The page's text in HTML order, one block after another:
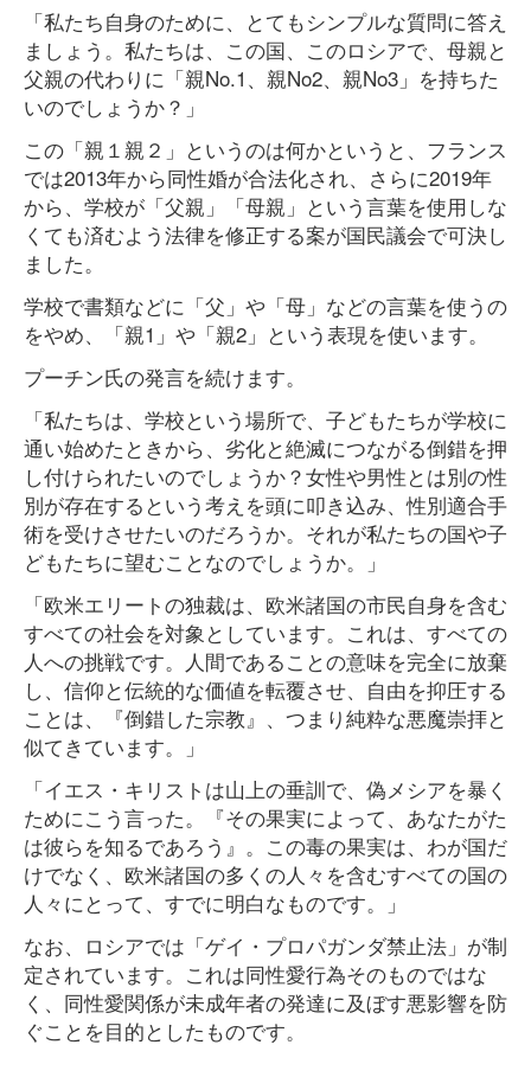
「私たち自身のために、とてもシンプルな質問に答え
ましょう。私たちは、この国、このロシアで、母親と
父親の代わりに「親No.1、親No2、親No3」を持ちた
いのでしょうか？」
この「親１親２」というのは何かというと、フランス
では2013年から同性婚が合法化され、さらに2019年
から、学校が「父親」「母親」という言葉を使用しな
くても済むよう法律を修正する案が国民議会で可決し
ました。
学校で書類などに「父」や「母」などの言葉を使うの
をやめ、「親1」や「親2」という表現を使います。
プーチン氏の発言を続けます。
「私たちは、学校という場所で、子どもたちが学校に
通い始めたときから、劣化と絶滅につながる倒錯を押
し付けられたいのでしょうか？女性や男性とは別の性
別が存在するという考えを頭に叩き込み、性別適合手
術を受けさせたいのだろうか。それが私たちの国や子
どもたちに望むことなのでしょうか。」
「欧米エリートの独裁は、欧米諸国の市民自身を含む
すべての社会を対象としています。これは、すべての
人への挑戦です。人間であることの意味を完全に放棄
し、信仰と伝統的な価値を転覆させ、自由を抑圧する
ことは、『倒錯した宗教』、つまり純粋な悪魔崇拝と
似てきています。」
「イエス・キリストは山上の垂訓で、偽メシアを暴く
ためにこう言った。『その果実によって、あなたがた
は彼らを知るであろう』。この毒の果実は、わが国だ
けでなく、欧米諸国の多くの人々を含むすべての国の
人々にとって、すでに明白なものです。」
なお、ロシアでは「ゲイ・プロパガンダ禁止法」が制
定されています。これは同性愛行為そのものではな
く、同性愛関係が未成年者の発達に及ぼす悪影響を防
ぐことを目的としたものです。